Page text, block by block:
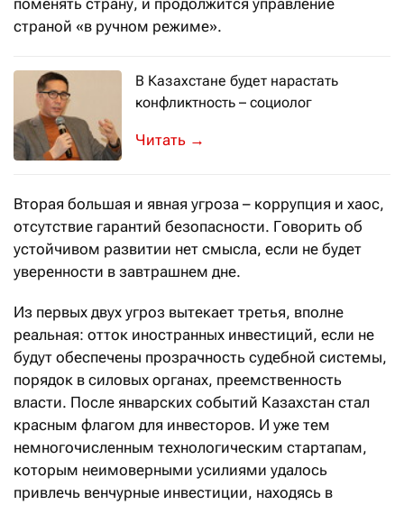
поменять страну, и продолжится управление
страной «в ручном режиме».
В Казахстане будет нарастать
конфликтность – социолог
На смену гражданским активистам
→
Вторая большая и явная угроза – коррупция и хаос,
отсутствие гарантий безопасности. Говорить об
устойчивом развитии нет смысла, если не будет
уверенности в завтрашнем дне.
Из первых двух угроз вытекает третья, вполне
реальная: отток иностранных инвестиций, если не
будут обеспечены прозрачность судебной системы,
порядок в силовых органах, преемственность
власти. После январских событий Казахстан стал
красным флагом для инвесторов. И уже тем
немногочисленным технологическим стартапам,
которым неимоверными усилиями удалось
привлечь венчурные инвестиции, находясь в